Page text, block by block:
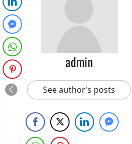
admin
See author's posts